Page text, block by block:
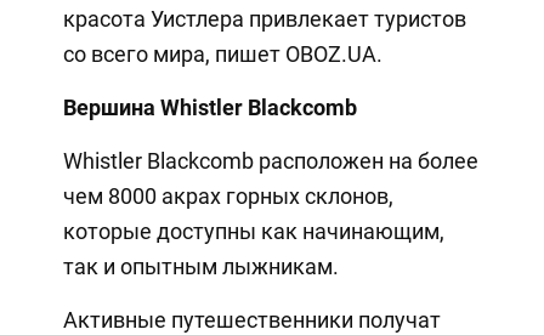
красота Уистлера привлекает туристов
со всего мира, пишет OBOZ.UA.
Вершина Whistler Blackcomb
Whistler Blackcomb расположен на более
чем 8000 акрах горных склонов,
которые доступны как начинающим,
так и опытным лыжникам.
Активные путешественники получат